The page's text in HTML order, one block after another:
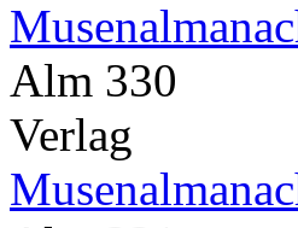
Alm 330
Verlag